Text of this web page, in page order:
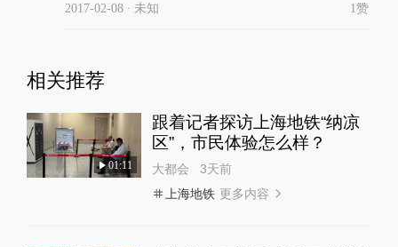
2017-02-08∙ 未知 1赞
相关推荐
01:11
跟着记者探访上海地铁“纳凉
区”，市民体验怎么样？
大都会
3天前
上海地铁 更多内容